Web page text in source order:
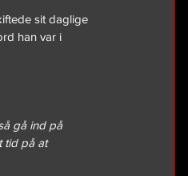
sit daglige
han var i
gå ind på
tid på at